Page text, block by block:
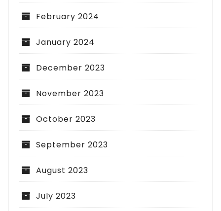
February 2024
January 2024
December 2023
November 2023
October 2023
September 2023
August 2023
July 2023